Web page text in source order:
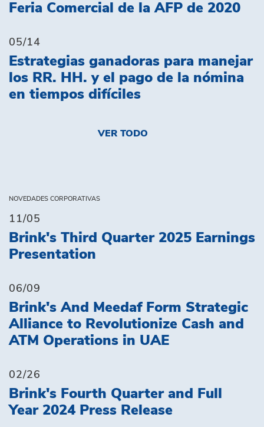
Feria Comercial de la AFP de 2020
05/14
Estrategias ganadoras para manejar
los RR. HH. y el pago de la nómina
en tiempos difíciles
VER TODO
NOVEDADES CORPORATIVAS
11/05
Brink's Third Quarter 2025 Earnings
Presentation
06/09
Brink's And Meedaf Form Strategic
Alliance to Revolutionize Cash and
ATM Operations in UAE
02/26
Brink's Fourth Quarter and Full
Year 2024 Press Release